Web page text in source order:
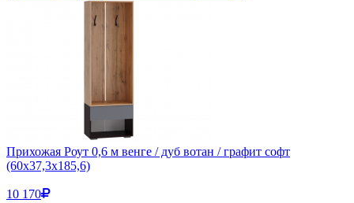
Прихожая Роут 0,6 м венге / дуб вотан / графит софт
(60x37,3x185,6)
10 170